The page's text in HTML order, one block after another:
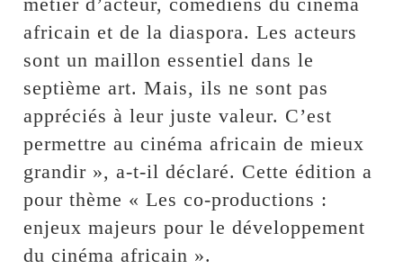
africain et de la diaspora. Les acteurs
sont un maillon essentiel dans le
septième art. Mais, ils ne sont pas
appréciés à leur juste valeur. C’est
permettre au cinéma africain de mieux
grandir », a-t-il déclaré. Cette édition a
pour thème « Les co-productions :
enjeux majeurs pour le développement
du cinéma africain ».